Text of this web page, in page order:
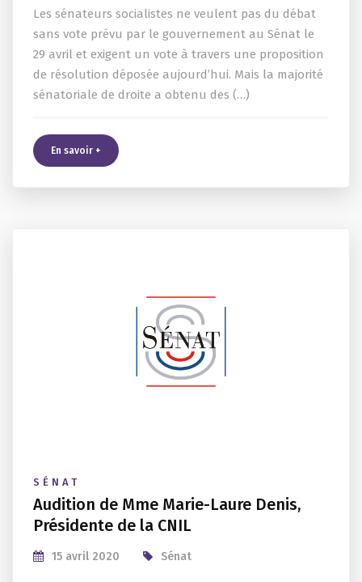
Les sénateurs socialistes ne veulent pas du débat
sans vote prévu par le gouvernement au Sénat le
29 avril et exigent un vote à travers une proposition
de résolution déposée aujourd’hui. Mais la majorité
sénatoriale de droite a obtenu des (…)
En savoir +
SÉNAT
Audition de Mme Marie-Laure Denis,
Présidente de la CNIL
15 avril 2020 Sénat